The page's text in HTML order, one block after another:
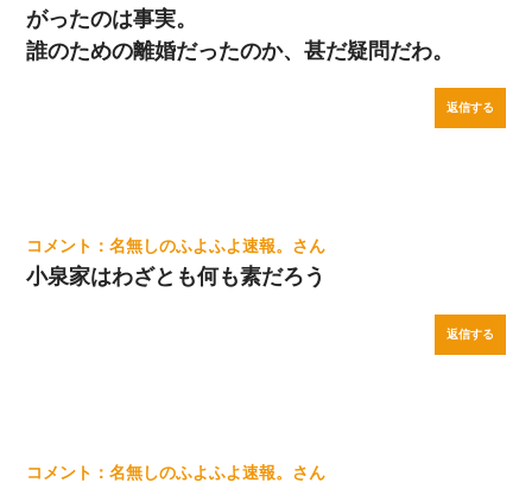
がったのは事実。
誰のための離婚だったのか、甚だ疑問だわ。
返信する
名無しのふよふよ速報。
小泉家はわざとも何も素だろう
返信する
名無しのふよふよ速報。